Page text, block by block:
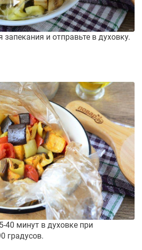
и отправьте в духовку.
40 минут в духовке при
градусов.